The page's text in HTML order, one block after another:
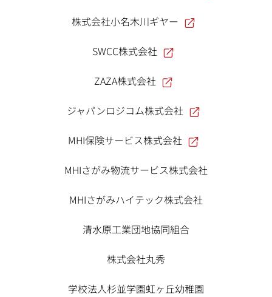
株式会社小名木川ギヤー
SWCC株式会社
ZAZA株式会社
ジャパンロジコム株式会社
MHI保険サービス株式会社
MHIさがみ物流サービス株式会社
MHIさがみハイテック株式会社
清水原工業団地協同組合
株式会社丸秀
学校法人杉並学園虹ヶ丘幼稚園